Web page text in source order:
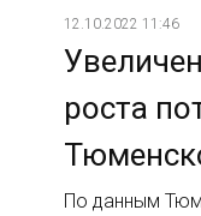
12.10.2022 11:46
роста
По данным